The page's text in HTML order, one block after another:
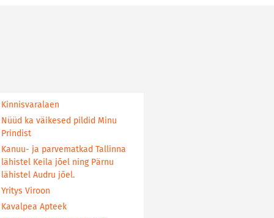
Kinnisvaralaen
Nüüd ka väikesed pildid Minu
Prindist
Kanuu- ja parvematkad Tallinna
lähistel Keila jõel ning Pärnu
lähistel Audru jõel.
Yritys Viroon
Kavalpea Apteek